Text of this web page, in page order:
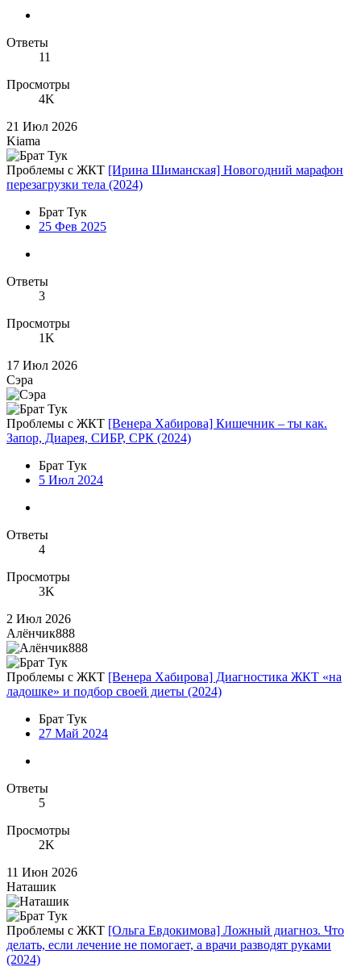
Ответы
11
Просмотры
4K
21 Июл 2026
Kiama
Проблемы с ЖКТ [Ирина Шиманская] Новогодний марафон
перезагрузки тела (2024)
Брат Тук
25 Фев 2025
Ответы
3
Просмотры
1K
17 Июл 2026
Сэра
Проблемы с ЖКТ [Венера Хабирова] Кишечник – ты как.
Запор, Диарея, СИБР, СРК (2024)
Брат Тук
5 Июл 2024
Ответы
4
Просмотры
3K
2 Июл 2026
Алёнчик888
Проблемы с ЖКТ [Венера Хабирова] Диагностика ЖКТ «на
ладошке» и подбор своей диеты (2024)
Брат Тук
27 Май 2024
Ответы
5
Просмотры
2K
11 Июн 2026
Наташик
Проблемы с ЖКТ [Ольга Евдокимова] Ложный диагноз. Что
делать, если лечение не помогает, а врачи разводят руками
(2024)